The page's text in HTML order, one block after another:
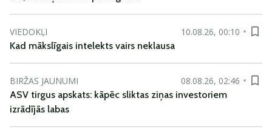
VIEDOKĻI
10.08.26, 00:10
Kad mākslīgais intelekts vairs neklausa
BIRŽAS JAUNUMI
08.08.26, 02:46
ASV tirgus apskats: kāpēc sliktas ziņas investoriem
izrādījās labas